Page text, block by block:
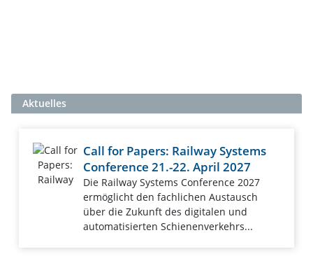
Aktuelles
Call for Papers: Railway Systems
Conference 21.-22. April 2027
Die Railway Systems Conference 2027
ermöglicht den fachlichen Austausch
über die Zukunft des digitalen und
automatisierten Schienenverkehrs...